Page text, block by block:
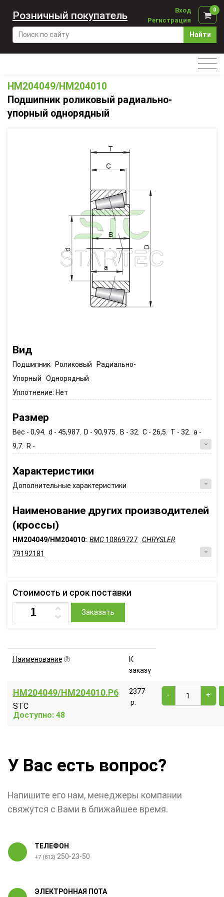
Найти
Вход
Регистрация
0
Розничный покупатель
HM204049/HM204010
Подшипник роликовый радиально-
упорный однорядный
Вид
Подшипник Роликовый Радиально-
Упорный Однорядный
Уплотнение: Нет
Размер
Вес - 0,94. d - 45,987. D - 90,975. B - 32. C - 26,5. T - 32. a -
9,7. R -
Характеристики
Дополнительные характеристики
Наименование других производителей
(кроссы)
HM204049/HM204010: BMC 10869727 CHRYSLER
79192181
Стоимость и срок поставки
Заказать
Наименование
К
заказу
HM204049/HM204010.P6
STC
Доступно: 48
2377
р.
- +
У Вас есть вопрос?
Напишите его нам, менеджеры компании
свяжутся с Вами в ближайшее время.
ТЕЛЕФОН
+7 (812) 250-23-50
ЭЛЕКТРОННАЯ ПОТА